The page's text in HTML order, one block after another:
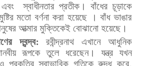
স্বাধীনতারপ্রতীক। বাঁধের চূড়াকে
মতো বর্ণনা করা হয়েছে । বাঁধ ভাঙার
আত্মার মুক্তিকেই বোঝানো হয়েছে।
দ্বন্দ্ব: রবীন্দ্রনাথ এখানে
আধুনিক
রূপকে তুলে ধরেছেন। যন্ত্র যখন
প্রকৃতির স্বাভাবিক গতিকে রুদ্ধ করে,